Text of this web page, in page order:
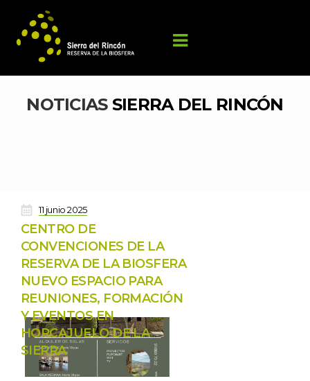
NOTICIAS SIERRA DEL RINCÓN
11 junio 2025
CENTRO DE
CONVENCIONES DE LA
RESERVA DE LA BIOSFERA
NUEVO ESPACIO PARA
REUNIONES, FORMACIÓN
Y EVENTOS EN
HORCAJUELO DE LA
SIERRA